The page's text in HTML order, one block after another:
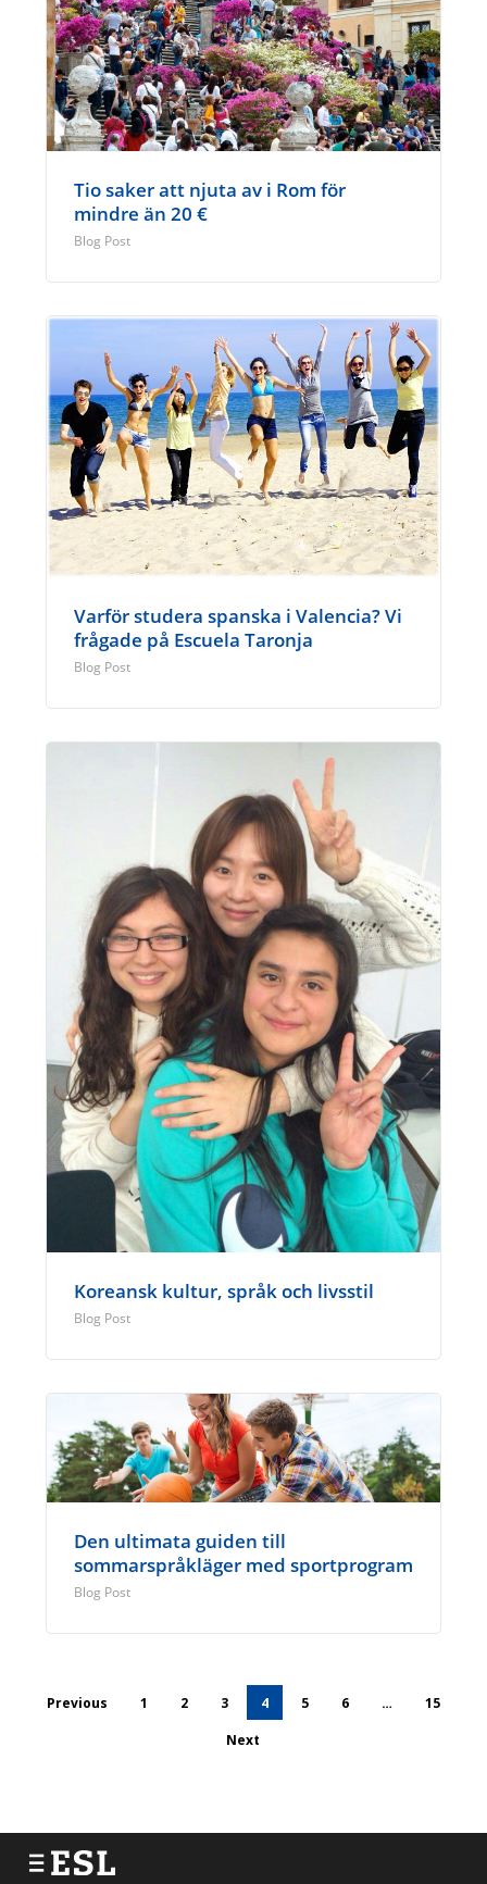
Tio saker att njuta av i Rom för
mindre än 20 €
Blog Post
Varför studera spanska i Valencia? Vi
frågade på Escuela Taronja
Blog Post
Koreansk kultur, språk och livsstil
Blog Post
Den ultimata guiden till
sommarspråkläger med sportprogram
Blog Post
Previous 1 2 3 4 5 6 …
15
Next